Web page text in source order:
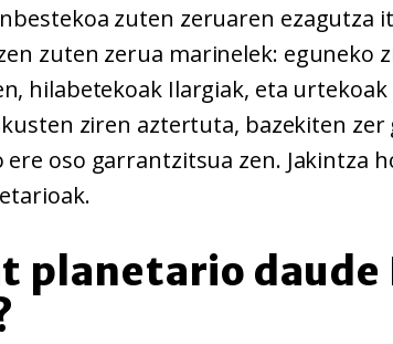
zuten zeruaren ezagutza
zuten zerua marinelek: eguneko
hilabetekoak Ilargiak, eta
ziren aztertuta, bazekiten zer
ere oso garrantzitsua zen. Jakintza
planetario daude